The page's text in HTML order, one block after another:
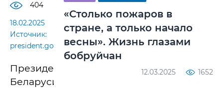
404
18.02.2025
Источник:
president.gov.by
Президент
Беларуси
«Столько пожаров в
стране, а только начало
весны». Жизнь глазами
бобруйчан
12.03.2025 1652